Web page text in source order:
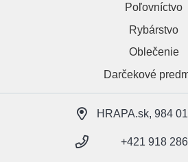
Poľovníctvo
Rybárstvo
Oblečenie
Darčekové
HRAPA.sk, 984
+421 918